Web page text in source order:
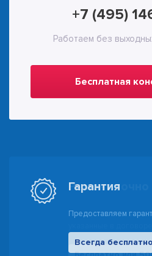
+7 (495)
Работаем без
Бесплатная
Гарантия
Предоставляем
Всегда бесплатно